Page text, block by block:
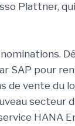
Plattner,
SAP pour
vente du
secteur
HANA